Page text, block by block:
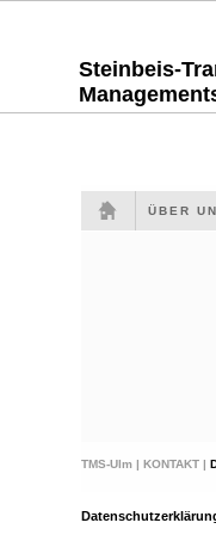
Steinbeis-
ÜBER
TMS-Ulm | KONTAKT |